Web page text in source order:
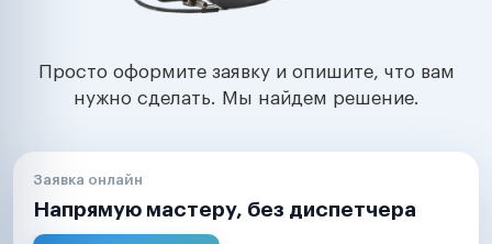
Просто оформите заявку и опишите, что вам
нужно сделать. Мы найдем решение.
Заявка онлайн
Напрямую мастеру, без диспетчера